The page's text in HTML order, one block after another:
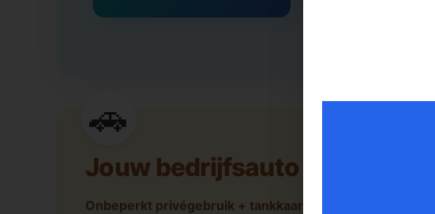
Jouw bedrijfsauto wacht op
Onbeperkt privégebruik + tankkaart inbegrepen!